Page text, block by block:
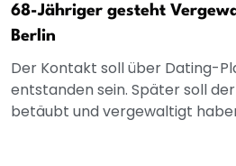
68-Jähriger gesteht
Berlin
Der Kontakt soll über Dating-
entstanden sein. Später soll
betäubt und vergewaltigt